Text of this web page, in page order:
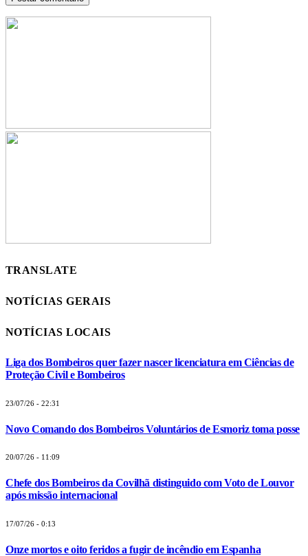
TRANSLATE
NOTÍCIAS GERAIS
NOTÍCIAS LOCAIS
Liga dos Bombeiros quer fazer nascer licenciatura em Ciências de
Proteção Civil e Bombeiros
23/07/26 - 22:31
Novo Comando dos Bombeiros Voluntários de Esmoriz toma posse
20/07/26 - 11:09
Chefe dos Bombeiros da Covilhã distinguido com Voto de Louvor
após missão internacional
17/07/26 - 0:13
Onze mortos e oito feridos a fugir de incêndio em Espanha